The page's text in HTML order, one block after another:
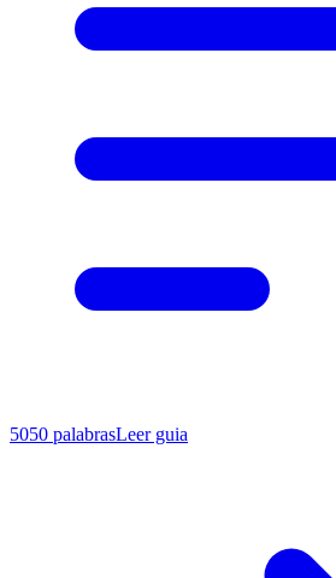
5050 palabrasLeer guia